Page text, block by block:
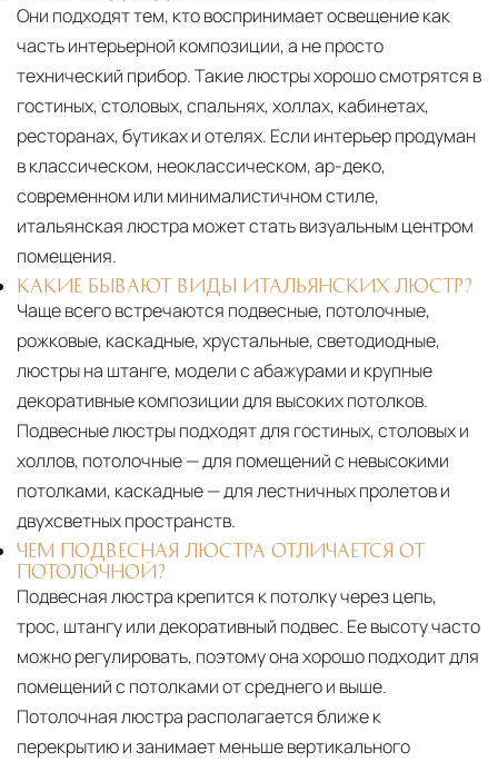
Они подходят тем, кто воспринимает освещение как
часть интерьерной композиции, а не просто
технический прибор. Такие люстры хорошо смотрятся в
гостиных, столовых, спальнях, холлах, кабинетах,
ресторанах, бутиках и отелях. Если интерьер продуман
в классическом, неоклассическом, ар-деко,
современном или минималистичном стиле,
итальянская люстра может стать визуальным центром
помещения.
КАКИЕ БЫВАЮТ ВИДЫ ИТАЛЬЯНСКИХ ЛЮСТР?
Чаще всего встречаются подвесные, потолочные,
рожковые, каскадные, хрустальные, светодиодные,
люстры на штанге, модели с абажурами и крупные
декоративные композиции для высоких потолков.
Подвесные люстры подходят для гостиных, столовых и
холлов, потолочные — для помещений с невысокими
потолками, каскадные — для лестничных пролетов и
двухсветных пространств.
ЧЕМ ПОДВЕСНАЯ ЛЮСТРА ОТЛИЧАЕТСЯ ОТ
ПОТОЛОЧНОЙ?
Подвесная люстра крепится к потолку через цепь,
трос, штангу или декоративный подвес. Ее высоту часто
можно регулировать, поэтому она хорошо подходит для
помещений с потолками от среднего и выше.
Потолочная люстра располагается ближе к
перекрытию и занимает меньше вертикального